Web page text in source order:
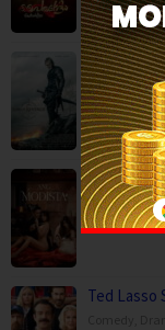
Son of
Action,
Ang
BOX OFFICE,
Ted Lasso